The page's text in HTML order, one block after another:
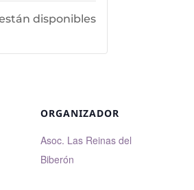
ORGANIZADOR
Asoc. Las Reinas del
Biberón
disponibles